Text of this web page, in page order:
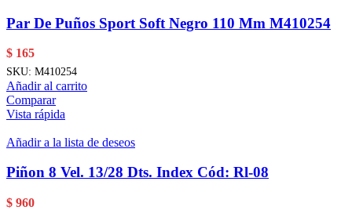
Par De Puños Sport Soft Negro 110 Mm M410254
$ 165
SKU: M410254
Añadir al carrito
Comparar
Vista rápida
Añadir a la lista de deseos
Piñon 8 Vel. 13/28 Dts. Index Cód: Rl-08
$ 960